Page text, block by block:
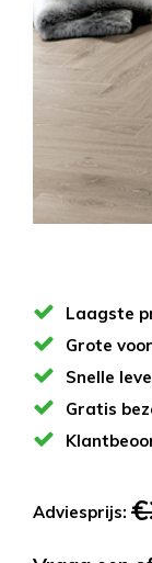
Laagste
Grote
Snelle
Gratis
Adviesprijs: